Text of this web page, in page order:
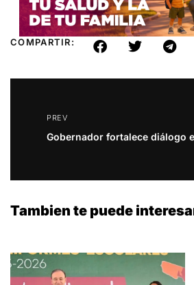
COMPARTIR:
PREV
Tambien te puede